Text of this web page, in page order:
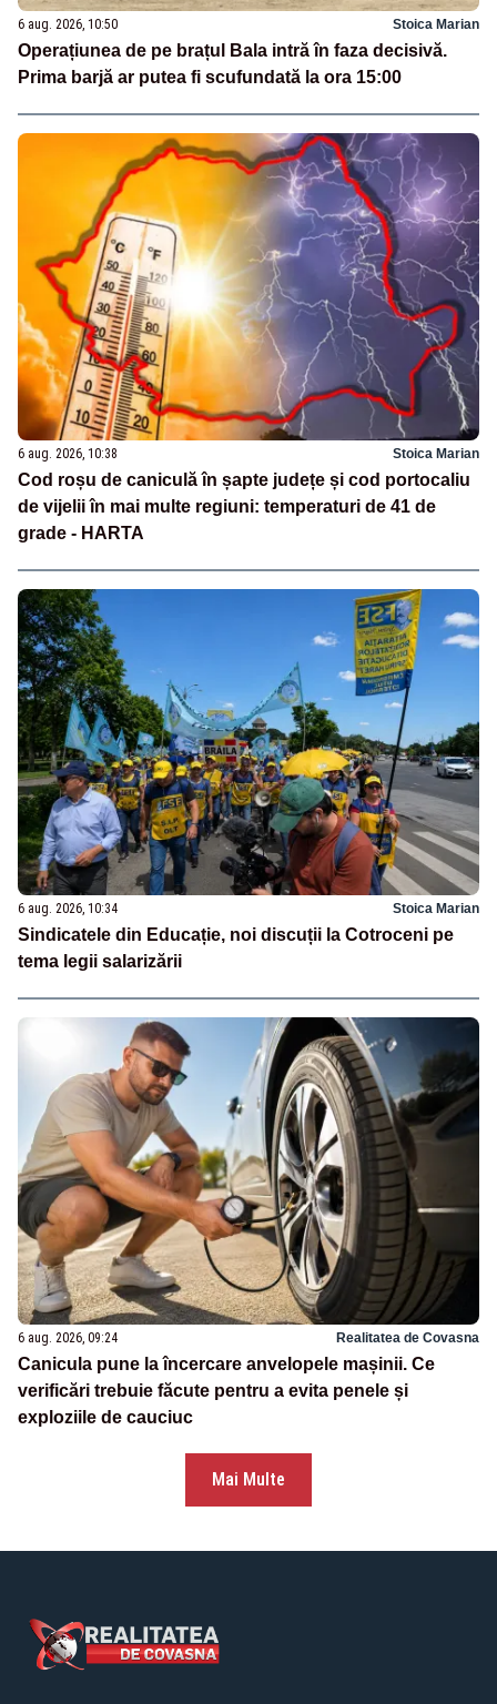
6 aug. 2026, 10:50 Stoica Marian
Operațiunea de pe brațul Bala intră în faza decisivă.
Prima barjă ar putea fi scufundată la ora 15:00
6 aug. 2026, 10:38 Stoica Marian
Cod roșu de caniculă în șapte județe și cod portocaliu
de vijelii în mai multe regiuni: temperaturi de 41 de
grade - HARTA
6 aug. 2026, 10:34 Stoica Marian
Sindicatele din Educație, noi discuții la Cotroceni pe
tema legii salarizării
6 aug. 2026, 09:24 Realitatea de Covasna
Canicula pune la încercare anvelopele mașinii. Ce
verificări trebuie făcute pentru a evita penele și
exploziile de cauciuc
Mai Multe